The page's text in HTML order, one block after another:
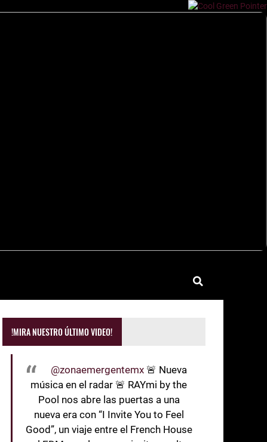
!MIRA NUESTRO ÚLTIMO VIDEO!
@zonaemergentemx 🚨 Nueva
música en el radar 🚨 RAYmi by the
Pool nos abre las puertas a una
nueva era con “I Invite You to Feel
Good”, un viaje entre el French House